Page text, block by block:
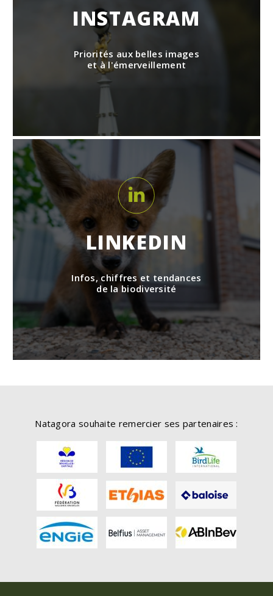
INSTAGRAM
Priorités aux belles images
et à l'émerveillement
LINKEDIN
Infos, chiffres et tendances
de la biodiversité
Natagora souhaite remercier ses partenaires :